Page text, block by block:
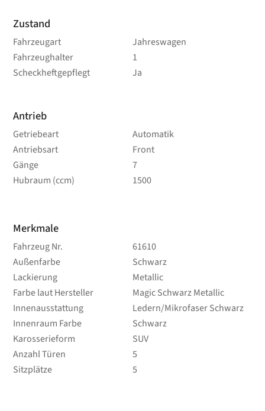
Zustand
Fahrzeugart
Jahreswagen
Fahrzeughalter
1
Scheckheftgepflegt
Ja
Antrieb
Getriebeart
Automatik
Antriebsart
Front
Gänge
7
Hubraum (ccm)
1500
Merkmale
Fahrzeug Nr.
61610
Außenfarbe
Schwarz
Lackierung
Metallic
Farbe laut Hersteller
Magic Schwarz Metallic
Innenausstattung
Ledern/Mikrofaser Schwarz
Innenraum Farbe
Schwarz
Karosserieform
SUV
Anzahl Türen
5
Sitzplätze
5